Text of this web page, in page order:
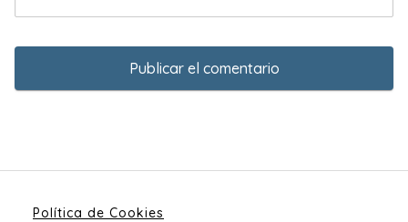
Política de Cookies